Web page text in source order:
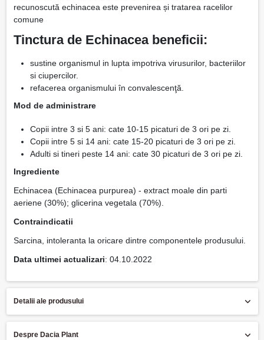
recunoscută echinacea este prevenirea și tratarea racelilor
comune
Tinctura de Echinacea beneficii:
sustine organismul in lupta impotriva virusurilor, bacteriilor
si ciupercilor.
refacerea organismului în convalescenţă.
Mod de administrare
Copii intre 3 si 5 ani: cate 10-15 picaturi de 3 ori pe zi.
Copii intre 5 si 14 ani: cate 15-20 picaturi de 3 ori pe zi.
Adulti si tineri peste 14 ani: cate 30 picaturi de 3 ori pe zi.
Ingrediente
Echinacea (Echinacea purpurea) - extract moale din parti
aeriene (30%); glicerina vegetala (70%).
Contraindicatii
Sarcina, intoleranta la oricare dintre componentele produsului.
Data ultimei actualizari: 04.10.2022
Detalii ale produsului
Despre Dacia Plant